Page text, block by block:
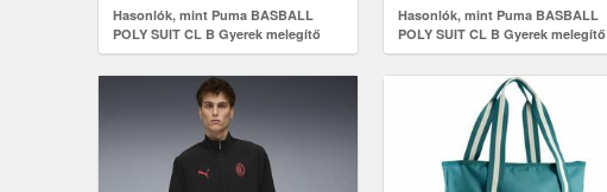
Hasonlók, mint Puma BASBALL
POLY SUIT CL B Gyerek melegítő
szett, lazac, méret
Hasonlók, mint Puma BASBALL
POLY SUIT CL B Gyerek melegítő
szett, rózsaszín, méret